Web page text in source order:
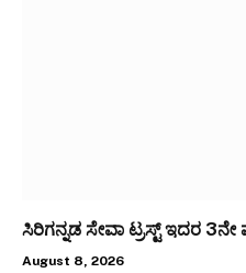
ಸಿರಿಗನ್ನಡ ಸೇವಾ ಟ್ರಸ್ಟ್ ಇದರ
August 8, 2026